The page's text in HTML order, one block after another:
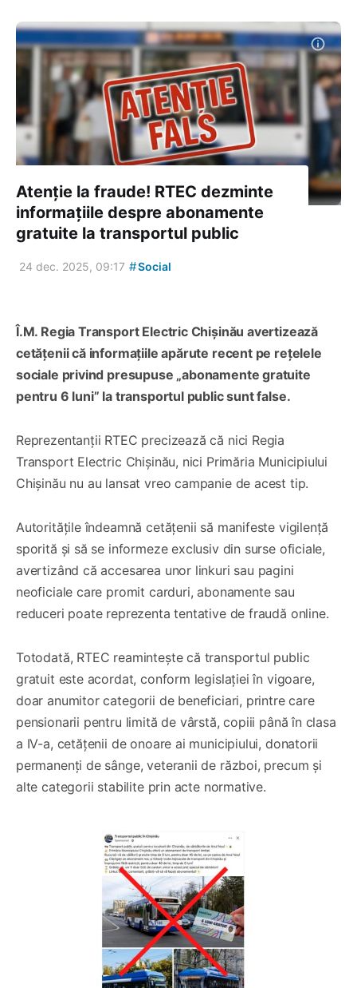
Atenție la fraude! RTEC dezminte
informațiile despre abonamente
gratuite la transportul public
24 dec. 2025, 09:17 #Social
Î.M. Regia Transport Electric Chișinău avertizează
cetățenii că informațiile apărute recent pe rețelele
sociale privind presupuse „abonamente gratuite
pentru 6 luni” la transportul public sunt false.
Reprezentanții RTEC precizează că nici Regia
Transport Electric Chișinău, nici Primăria Municipiului
Chișinău nu au lansat vreo campanie de acest tip.
Autoritățile îndeamnă cetățenii să manifeste vigilență
sporită și să se informeze exclusiv din surse oficiale,
avertizând că accesarea unor linkuri sau pagini
neoficiale care promit carduri, abonamente sau
reduceri poate reprezenta tentative de fraudă online.
Totodată, RTEC reamintește că transportul public
gratuit este acordat, conform legislației în vigoare,
doar anumitor categorii de beneficiari, printre care
pensionarii pentru limită de vârstă, copiii până în clasa
a IV-a, cetățenii de onoare ai municipiului, donatorii
permanenți de sânge, veteranii de război, precum și
alte categorii stabilite prin acte normative.